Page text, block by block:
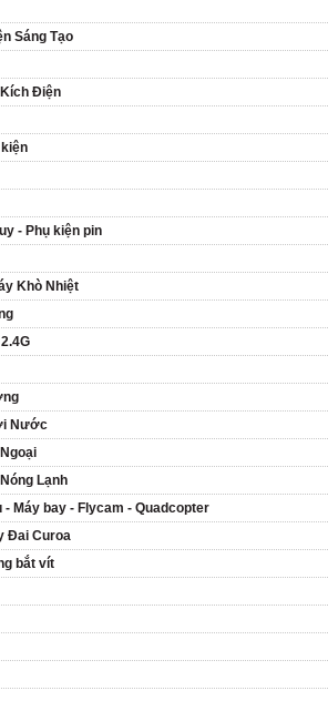
Sáng Tạo
Điện
kiện
- Phụ kiện pin
Khò Nhiệt
Nước
Lạnh
- Máy bay - Flycam - Quadcopter
Đai Curoa
bắt vít